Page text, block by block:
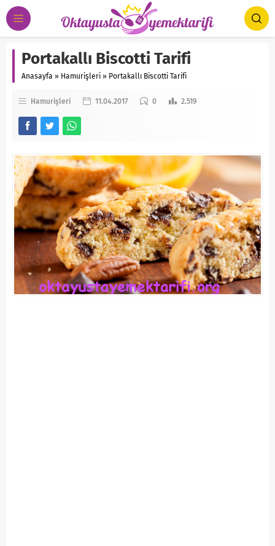
Portakallı Biscotti Tarifi
Anasayfa » Hamurişleri » Portakallı Biscotti Tarifi
Hamurişleri 11.04.2017 0 2.519